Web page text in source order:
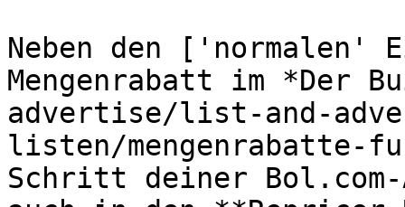
Neben den ['normalen'
Mengenrabatt im
advertise/list-and-
listen/mengenrabatte-
Schritt deiner Bol.com-